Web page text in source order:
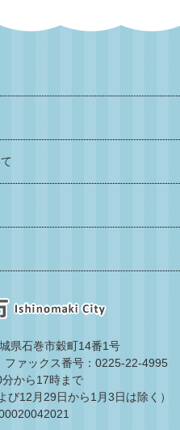
県石巻市穀町14番1号
ファックス番号：0225-22-4995
から17時まで
び12月29日から1月3日は除く）